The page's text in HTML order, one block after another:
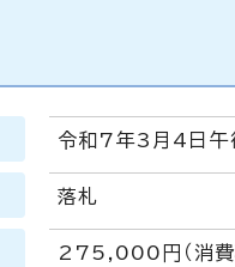
令和7年3月4日
落札
275,000円（消費